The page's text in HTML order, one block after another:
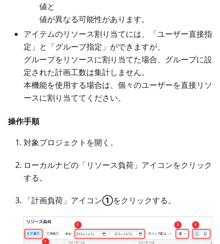
値と
値が異なる可能性があります。
アイテムのリソース割り当てには、「ユーザー直接指
定」と「グループ指定」ができますが、
グループをリソースに割り当てた場合、グループに設
定された計画工数は集計しません。
本機能を使用する場合は、個々のユーザーを直接リソ
ースに割り当ててください。
操作手順
対象プロジェクトを開く。
ローカルナビの「リソース負荷」アイコンをクリック
する。
「計画負荷」アイコン①をクリックする。